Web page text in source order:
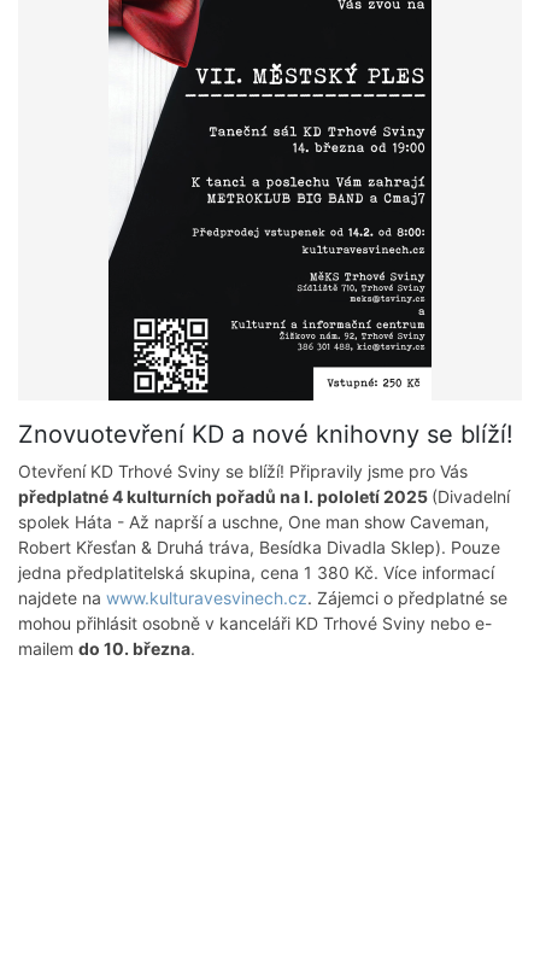
Znovuotevření KD a nové knihovny se blíží!
Otevření KD Trhové Sviny se blíží! Připravily jsme pro Vás
předplatné 4 kulturních pořadů na I. pololetí 2025 (Divadelní
spolek Háta - Až naprší a uschne, One man show Caveman,
Robert Křesťan & Druhá tráva, Besídka Divadla Sklep). Pouze
jedna předplatitelská skupina, cena 1 380 Kč. Více informací
najdete na www.kulturavesvinech.cz. Zájemci o předplatné se
mohou přihlásit osobně v kanceláři KD Trhové Sviny nebo e-
mailem do 10. března.